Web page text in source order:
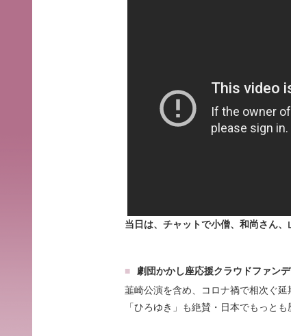
当日は、チャットで小僧、和尚さん
劇団かかし座応援クラウドファン
韮崎公演を含め、コロナ禍で相次ぐ
「ひろゆき」も絶賛・日本でもっと